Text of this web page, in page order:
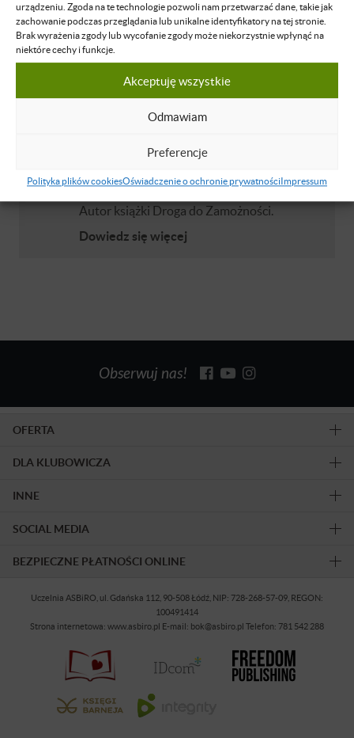
urządzeniu. Zgoda na te technologie pozwoli nam przetwarzać dane, takie jak
zachowanie podczas przeglądania lub unikalne identyfikatory na tej stronie.
Brak wyrażenia zgody lub wycofanie zgody może niekorzystnie wpłynąć na
niektóre cechy i funkcje.
Akceptuję wszystkie
Odmawiam
Preferencje
Polityka plików cookiesOświadczenie o ochronie prywatnościImpressum
Nie masz dostępu do tej podstrony.
Ryszard Marian Jaszczyński
nieruchomości. Aktywnie działa na giełdzie.
Autor książki Droga do Zamożności.
Dowiedz się więcej
Obserwuj nas!
OFERTA
DLA KLUBOWICZA
INNE
SOCIAL MEDIA
BEZPIECZNE PŁATNOŚCI ONLINE
Uczelnia ASBiRO, ul. Gdańska 112, 90-508 Łódź, NIP: 728-268-57-09, REGON:
100491414
Strona internetowa: www.asbiro.pl E-mail: bok@asbiro.pl Telefon: 781 542 288